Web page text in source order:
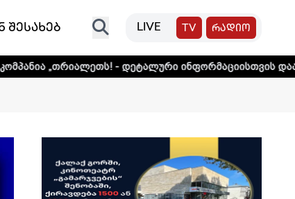
შესახებ LIVE TV რადიო
- დეტალური ინფორმაციისთვის დააკლიკეთ ლინკს